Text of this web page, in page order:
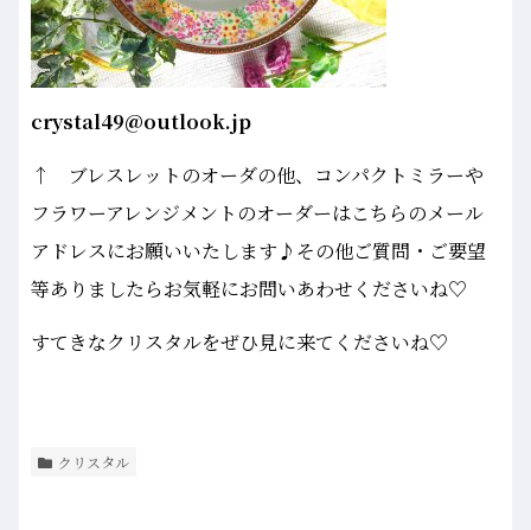
crystal49@outlook.jp
↑ ブレスレットのオーダの他、コンパクトミラーや
フラワーアレンジメントのオーダーはこちらのメール
アドレスにお願いいたします♪その他ご質問・ご要望
等ありましたらお気軽にお問いあわせくださいね♡
すてきなクリスタルをぜひ見に来てくださいね♡
クリスタル